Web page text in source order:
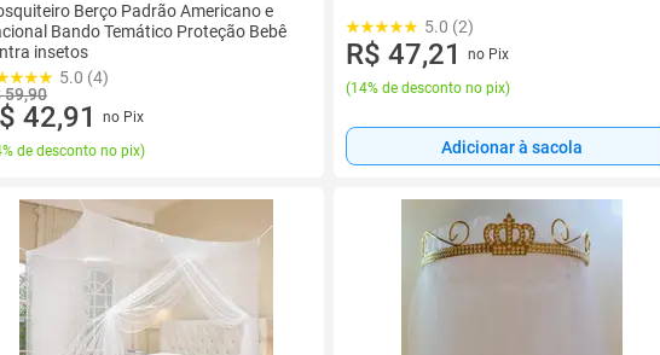
Berço Padrão Americano e
Bando Temático Proteção Bebê
insetos
5.0 (4)
59,90
42,91
no Pix
de desconto no pix)
5.0 (2)
R$ 47,21
no Pix
(14% de desconto no pix)
Adicionar à sacola